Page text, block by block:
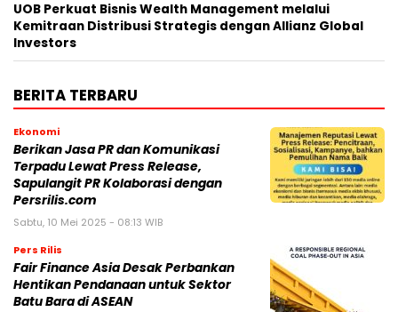
UOB Perkuat Bisnis Wealth Management melalui
Kemitraan Distribusi Strategis dengan Allianz Global
Investors
BERITA TERBARU
Ekonomi
Berikan Jasa PR dan Komunikasi
Terpadu Lewat Press Release,
Sapulangit PR Kolaborasi dengan
Persrilis.com
Sabtu, 10 Mei 2025 - 08:13 WIB
Pers Rilis
Fair Finance Asia Desak Perbankan
Hentikan Pendanaan untuk Sektor
Batu Bara di ASEAN